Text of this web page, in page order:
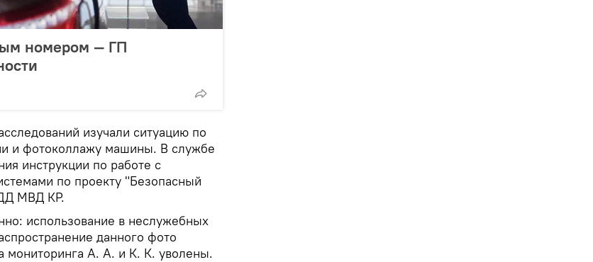
номером — ГП
изучали ситуацию по
и фотоколлажу машины. В службе
инструкции по работе с
по проекту "Безопасный
МВД КР.
использование в неслужебных
данного фото
мониторинга А. А. и К. К. уволены.